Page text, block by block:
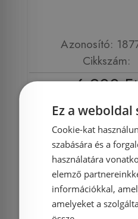
Azonosító:
Cikkszám:
6 900 Ft
Rendelésre
Ez a
Cookie-kat
szabására és a
használatára
elemző
információkkal,
amelyeket a